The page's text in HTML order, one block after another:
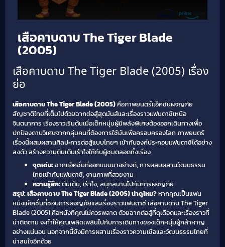
เสือคาบดาบ The Tiger Blade
(2005)
เสือคาบดาบ The Tiger Blade (2005) เรื่อง
ย่อ
เสือคาบดาบ The Tiger Blade (2005)คือภาพยนตร์แอ็คชั่นผจญภัย
สัญชาติไทยที่เต็มไปด้วยฉากต่อสู้สุดมันส์และเรื่องราวแฟนตาซีเหนือ
จินตนาการ เรื่องราวเริ่มต้นเมื่อเด็กหนุ่มผู้มีพลังพิเศษต้องออกเดินทางเพื่อ
ปกป้องดาบวิเศษจากกลุ่มคนที่ต้องการใช้มันเพื่อครอบครองโลก ภาพยนตร์
เรื่องนี้ผสมผสานศิลปะการต่อสู้แบบไทยๆ เข้ากับองค์ประกอบแฟนตาซีได้อย่าง
ลงตัว สร้างความตื่นเต้นเร้าใจให้กับผู้ชมตลอดทั้งเรื่อง
จุดเด่น:ฉากแอ็คชั่นที่ออกแบบมาอย่างดี, การผสมผสานวัฒนธรรม
ไทยเข้ากับแฟนตาซี, งานภาพที่สวยงาม
ความรู้สึก:ตื่นเต้น, เร้าใจ, สนุกสนานไปกับการผจญภัย
สรุป: เสือคาบดาบ The Tiger Blade (2005) น่าดูไหม?หากคุณเป็นแฟน
หนังแอ็คชั่นที่ชอบการผจญภัยและเรื่องราวแฟนตาซี เสือคาบดาบ The Tiger
Blade (2005) คือหนังที่คุณไม่ควรพลาด ด้วยฉากต่อสู้ที่ดุเดือดและเรื่องราวที่
น่าติดตาม จะทำให้คุณเพลิดเพลินไปกับการเดินทางของเด็กหนุ่มผู้กล้าหาญ
อย่างแน่นอน นอกจากนี้ยังมีการผสานเรื่องราวความเชื่อและวัฒนธรรมไทยที่
น่าสนใจอีกด้วย